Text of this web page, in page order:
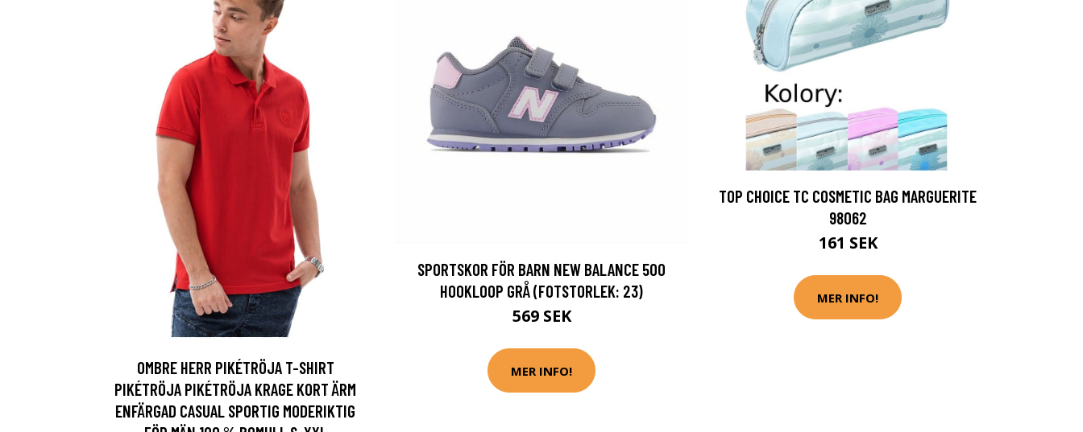
OMBRE HERR PIKÉTRÖJA T-SHIRT
PIKÉTRÖJA PIKÉTRÖJA KRAGE KORT ÄRM
ENFÄRGAD CASUAL SPORTIG MODERIKTIG
SPORTSKOR FÖR BARN NEW BALANCE 500
HOOKLOOP GRÅ (FOTSTORLEK: 23)
569 SEK
MER INFO!
TOP CHOICE TC COSMETIC BAG MARGUERITE
98062
161 SEK
MER INFO!